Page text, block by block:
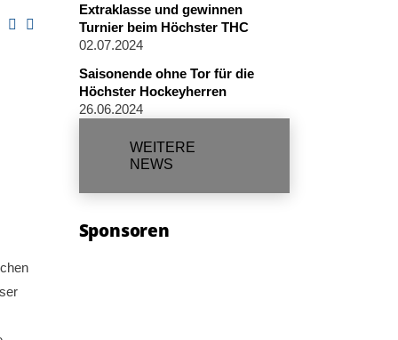
Extraklasse und gewinnen
Turnier beim Höchster THC
02.07.2024
Saisonende ohne Tor für die
Höchster Hockeyherren
26.06.2024
WEITERE
NEWS
Sponsoren